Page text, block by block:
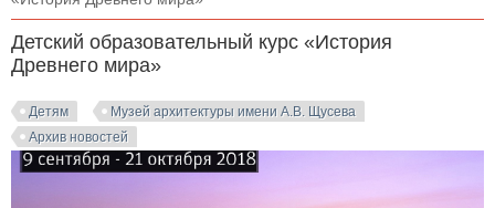
Детский образовательный курс «История
Древнего мира»
Детям
Музей архитектуры имени А.В. Щусева
Архив новостей